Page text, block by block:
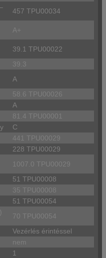
457 TPU00034
A+
39.1 TPU00022
39.3
A
58.6 TPU00026
A
81.4 TPU00001
C
441 TPU00029
228 TPU00029
1007.0 TPU00029
51 TPU00008
35 TPU00008
51 TPU00054
70 TPU00054
Vezérlés érintéssel
nem
1